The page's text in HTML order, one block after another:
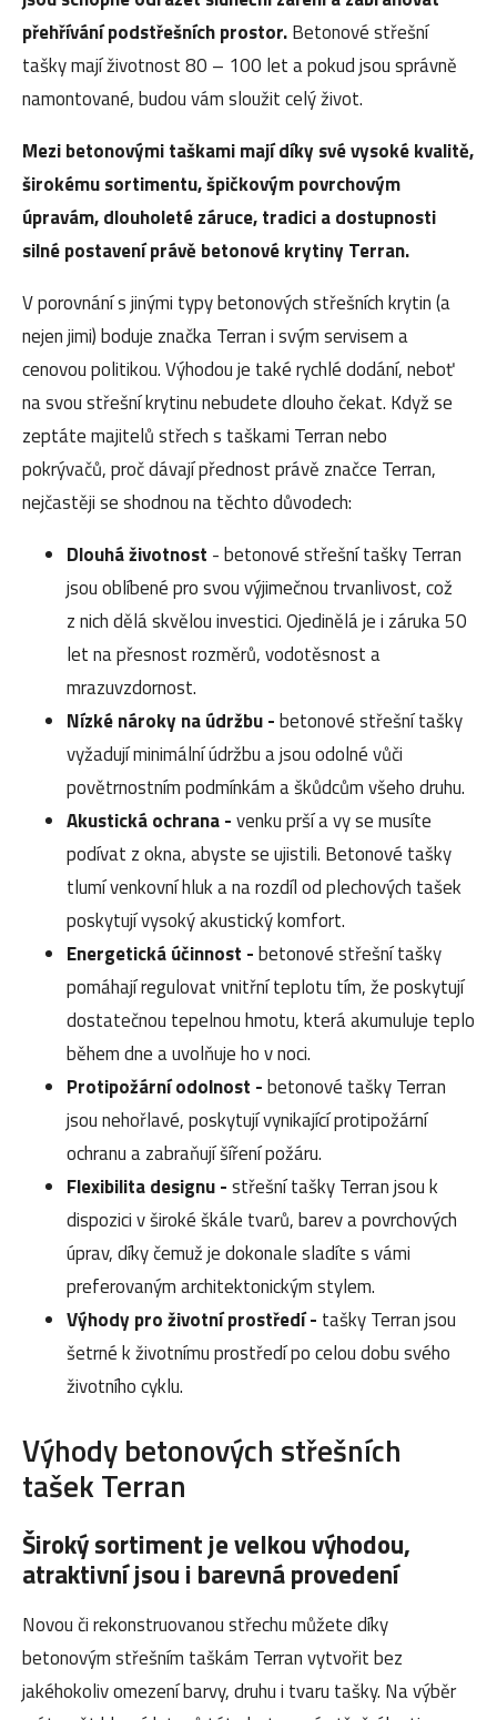
přehřívání podstřešních prostor.Betonové střešní
tašky mají životnost 80 – 100 let a pokud jsou správně
namontované, budou vám sloužit celý život.
Mezi betonovými taškami mají díky své vysoké kvalitě,
širokému sortimentu, špičkovým povrchovým
úpravám, dlouholeté záruce, tradici a dostupnosti
silné postavení právě betonové krytiny Terran.
V porovnání s jinými typy betonových střešních krytin (a
nejen jimi) boduje značka Terran i svým servisem a
cenovou politikou. Výhodou je také rychlé dodání, neboť
na svou střešní krytinu nebudete dlouho čekat. Když se
zeptáte majitelů střech s taškami Terran nebo
pokrývačů, proč dávají přednost právě značce Terran,
nejčastěji se shodnou na těchto důvodech:
Dlouhá životnost - betonové střešní tašky Terran
jsou oblíbené pro svou výjimečnou trvanlivost, což
z nich dělá skvělou investici. Ojedinělá je i záruka 50
let na přesnost rozměrů, vodotěsnost a
mrazuvzdornost.
Nízké nároky na údržbu -betonové střešní tašky
vyžadují minimální údržbu a jsou odolné vůči
povětrnostním podmínkám a škůdcům všeho druhu.
Akustická ochrana -venku prší a vy se musíte
podívat z okna, abyste se ujistili. Betonové tašky
tlumí venkovní hluk a na rozdíl od plechových tašek
poskytují vysoký akustický komfort.
Energetická účinnost -betonové střešní tašky
pomáhají regulovat vnitřní teplotu tím, že poskytují
dostatečnou tepelnou hmotu, která akumuluje teplo
během dne a uvolňuje ho v noci.
Protipožární odolnost -betonové tašky Terran
jsou nehořlavé, poskytují vynikající protipožární
ochranu a zabraňují šíření požáru.
Flexibilita designu -střešní tašky Terran jsou k
dispozici v široké škále tvarů, barev a povrchových
úprav, díky čemuž je dokonale sladíte s vámi
preferovaným architektonickým stylem.
Výhody pro životní prostředí - tašky Terran jsou
šetrné k životnímu prostředí po celou dobu svého
životního cyklu.
Výhody betonových střešních
tašek Terran
Široký sortiment je velkou výhodou,
atraktivní jsou i barevná provedení
Novou či rekonstruovanou střechu můžete díky
betonovým střešním taškám Terran vytvořit bez
jakéhokoliv omezení barvy, druhu i tvaru tašky. Na výběr